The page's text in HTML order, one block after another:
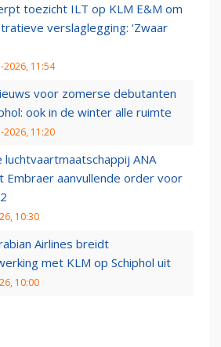
toezicht ILT op KLM E&M om
verslaglegging: ‘Zwaar
2026, 11:54
voor zomerse debutanten
ook in de winter alle ruimte
2026, 11:20
luchtvaartmaatschappij ANA
Embraer aanvullende order voor
10:30
Airlines breidt
met KLM op Schiphol uit
10:00